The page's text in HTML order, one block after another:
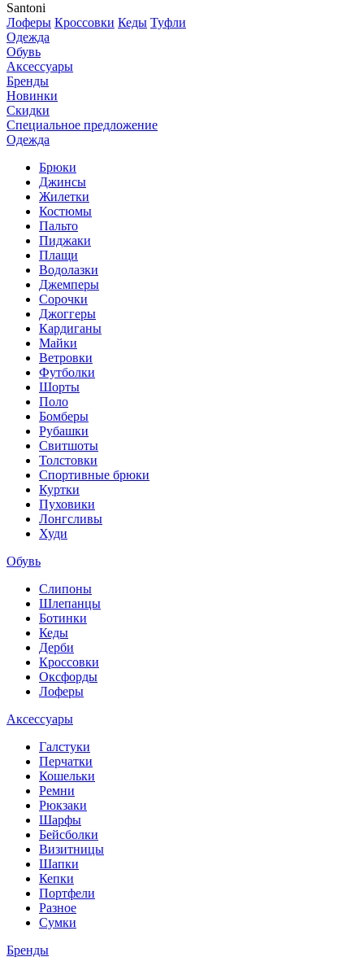
Santoni
Лоферы Кроссовки Кеды Туфли
Одежда
Обувь
Аксессуары
Бренды
Новинки
Скидки
Специальное предложение
Одежда
Брюки
Джинсы
Жилетки
Костюмы
Пальто
Пиджаки
Плащи
Водолазки
Джемперы
Сорочки
Джоггеры
Кардиганы
Майки
Ветровки
Футболки
Шорты
Поло
Бомберы
Рубашки
Свитшоты
Толстовки
Спортивные брюки
Куртки
Пуховики
Лонгсливы
Худи
Обувь
Слипоны
Шлепанцы
Ботинки
Кеды
Дерби
Кроссовки
Оксфорды
Лоферы
Аксессуары
Галстуки
Перчатки
Кошельки
Ремни
Рюкзаки
Шарфы
Бейсболки
Визитницы
Шапки
Кепки
Портфели
Разное
Сумки
Бренды